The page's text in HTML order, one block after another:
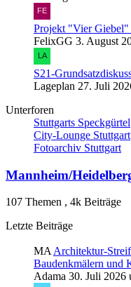
Projekt "Vier Giebel"
FelixGG 3. August
S21-
Lageplan 27. Juli
Unterforen
Stuttgarts Speckgürtel
City-Lounge Stuttgart
Fotoarchiv Stuttgart
Mannheim/
107 Themen , 4k Beiträge
Letzte Beiträge
MA Architektur-
Baudenkmälern und
Adama 30. Juli 2026